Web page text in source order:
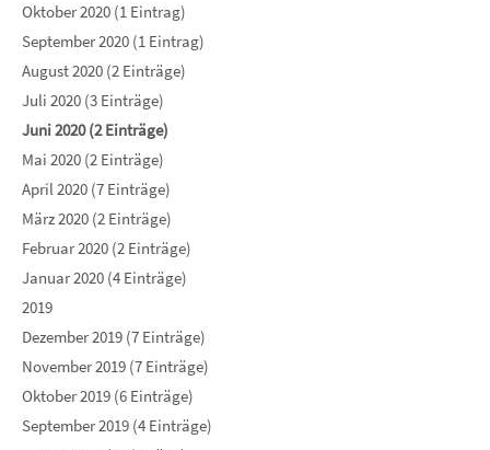
Oktober 2020 (1 Eintrag)
September 2020 (1 Eintrag)
August 2020 (2 Einträge)
Juli 2020 (3 Einträge)
Juni 2020 (2 Einträge)
Mai 2020 (2 Einträge)
April 2020 (7 Einträge)
März 2020 (2 Einträge)
Februar 2020 (2 Einträge)
Januar 2020 (4 Einträge)
2019
Dezember 2019 (7 Einträge)
November 2019 (7 Einträge)
Oktober 2019 (6 Einträge)
September 2019 (4 Einträge)